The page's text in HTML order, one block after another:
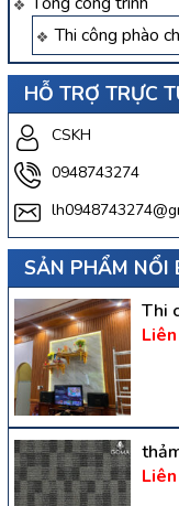
Thi công phào
HỖ TRỢ TRỰC
CSKH
0948743274
SẢN PHẨM NỔI
Thi